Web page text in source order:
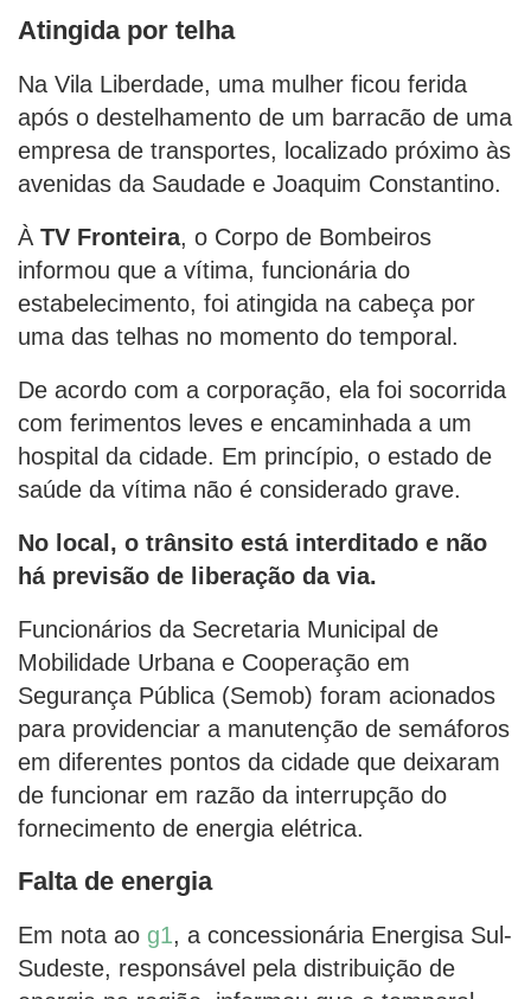
Atingida por telha
Na Vila Liberdade, uma mulher ficou ferida
após o destelhamento de um barracão de uma
empresa de transportes, localizado próximo às
avenidas da Saudade e Joaquim Constantino.
À TV Fronteira, o Corpo de Bombeiros
informou que a vítima, funcionária do
estabelecimento, foi atingida na cabeça por
uma das telhas no momento do temporal.
De acordo com a corporação, ela foi socorrida
com ferimentos leves e encaminhada a um
hospital da cidade. Em princípio, o estado de
saúde da vítima não é considerado grave.
No local, o trânsito está interditado e não
há previsão de liberação da via.
Funcionários da Secretaria Municipal de
Mobilidade Urbana e Cooperação em
Segurança Pública (Semob) foram acionados
para providenciar a manutenção de semáforos
em diferentes pontos da cidade que deixaram
de funcionar em razão da interrupção do
fornecimento de energia elétrica.
Falta de energia
Em nota ao g1, a concessionária Energisa Sul-
Sudeste, responsável pela distribuição de